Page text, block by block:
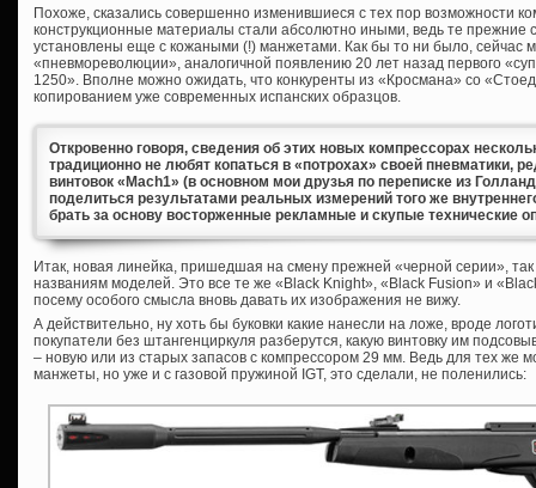
Похоже, сказались совершенно изменившиеся с тех пор возможности
конструкционные материалы стали абсолютно иными, ведь те прежние
установлены еще с кожаными (!) манжетами. Как бы то ни было, сейчас
«пневмореволюции», аналогичной появлению 20 лет назад первого
1250». Вполне можно ожидать, что конкуренты из «Кросмана» со
копированием уже современных испанских образцов.
Откровенно говоря, сведения об этих новых компрессорах
традиционно не любят копаться в «потрохах» своей пневматики,
винтовок «Mach1» (в основном мои друзья по переписке из
поделиться результатами реальных измерений того же
брать за основу восторженные рекламные и скупые технические
Итак, новая линейка, пришедшая на смену прежней «черной серии»,
названиям моделей. Это все те же «Black Knight», «Black Fusion» и
посему особого смысла вновь давать их изображения не вижу.
А действительно, ну хоть бы буковки какие нанесли на ложе, вроде
покупатели без штангенциркуля разберутся, какую винтовку им
– новую или из старых запасов с компрессором 29 мм. Ведь для тех
манжеты, но уже и с газовой пружиной IGT, это сделали, не поленились: